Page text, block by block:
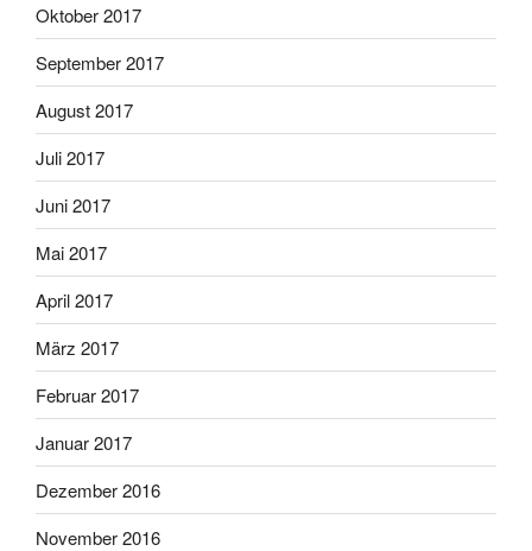
Oktober 2017
September 2017
August 2017
Juli 2017
Juni 2017
Mai 2017
April 2017
März 2017
Februar 2017
Januar 2017
Dezember 2016
November 2016